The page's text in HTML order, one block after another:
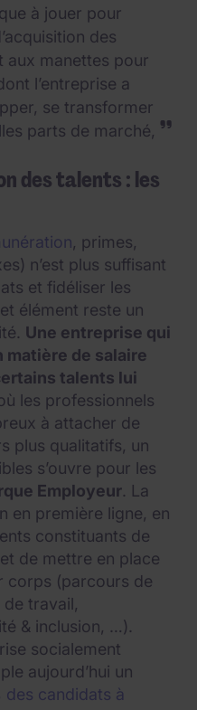
à jouer pour
des
aux manettes pour
l’entreprise a
se transformer
parts de marché,
des talents : les
, primes,
n’est plus suffisant
et fidéliser les
élément reste un
Une entreprise qui
matière de salaire
talents lui
les professionnels
à attacher de
plus qualitatifs, un
s’ouvre pour les
Employeur. La
en première ligne, en
constituants de
de mettre en place
corps (parcours de
travail,
& inclusion, …).
socialement
aujourd’hui un
des candidats à